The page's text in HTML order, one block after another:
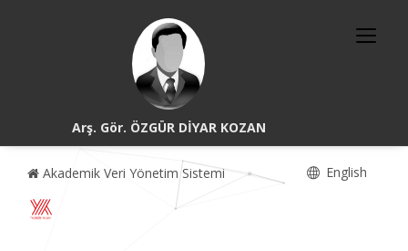
Arş. Gör. ÖZGÜR DİYAR KOZAN
Akademik Veri Yönetim Sistemi English